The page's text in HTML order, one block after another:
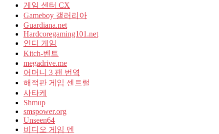
게임 센터 CX
Gameboy 갤러리아
Guardiana.net
Hardcoregaming101.net
인디 게임
Kitch-벤트
megadrive.me
어머니 3 팬 번역
해적판 게임 센트럴
사타케
Shmup
smspower.org
Unseen64
비디오 게임 덴